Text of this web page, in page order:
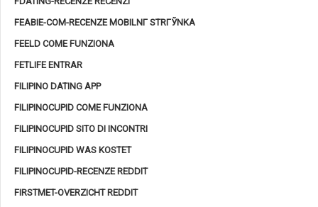
FEABIE-COM-RECENZE MOBILNГ­ STRГЎNKA
FEELD COME FUNZIONA
FETLIFE ENTRAR
FILIPINO DATING APP
FILIPINOCUPID COME FUNZIONA
FILIPINOCUPID SITO DI INCONTRI
FILIPINOCUPID WAS KOSTET
FILIPINOCUPID-RECENZE REDDIT
FIRSTMET-OVERZICHT REDDIT